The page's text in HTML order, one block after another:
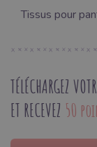
Tissus pour
TÉLÉCHARGEZ
ET RECEVEZ 50